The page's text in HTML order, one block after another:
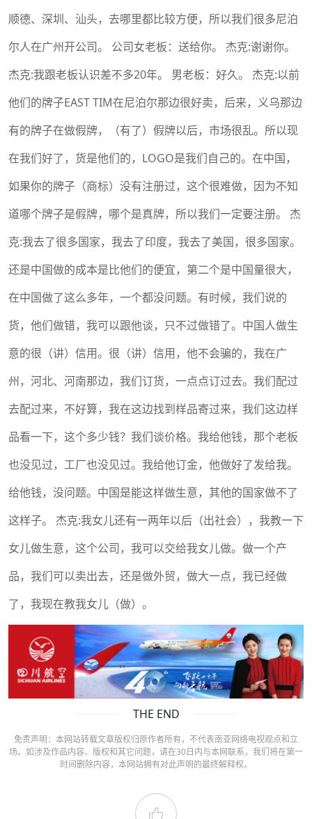
顺德、深圳、汕头，去哪里都比较方便，所以我们很多尼泊
尔人在广州开公司。 公司女老板：送给你。 杰克:谢谢你。
杰克:我跟老板认识差不多20年。 男老板：好久。 杰克:以前
他们的牌子EAST TIM在尼泊尔那边很好卖，后来，义乌那边
有的牌子在做假牌，（有了）假牌以后，市场很乱。所以现
在我们好了，货是他们的，LOGO是我们自己的。在中国，
如果你的牌子（商标）没有注册过，这个很难做，因为不知
道哪个牌子是假牌，哪个是真牌，所以我们一定要注册。 杰
克:我去了很多国家，我去了印度，我去了美国，很多国家。
还是中国做的成本是比他们的便宜，第二个是中国量很大，
在中国做了这么多年，一个都没问题。有时候，我们说的
货，他们做错，我可以跟他谈，只不过做错了。中国人做生
意的很（讲）信用。很（讲）信用，他不会骗的，我在广
州，河北、河南那边，我们订货，一点点订过去。我们配过
去配过来，不好算，我在这边找到样品寄过来，我们这边样
品看一下，这个多少钱？我们谈价格。我给他钱，那个老板
也没见过，工厂也没见过。我给他订金，他做好了发给我。
给他钱，没问题。中国是能这样做生意，其他的国家做不了
这样子。 杰克:我女儿还有一两年以后（出社会），我教一下
女儿做生意，这个公司，我可以交给我女儿做。做一个产
品，我们可以卖出去，还是做外贸，做大一点，我已经做
了，我现在教我女儿（做）。
THE END
免责声明：本网站转载文章版权归原作者所有，不代表南亚网络电视观点和立
场。如涉及作品内容、版权和其它问题，请在30日内与本网联系，我们将在第一
时间删除内容，本网站拥有对此声明的最终解释权。